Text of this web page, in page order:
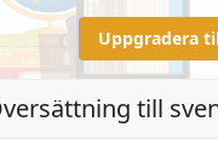
Uppgradera
till